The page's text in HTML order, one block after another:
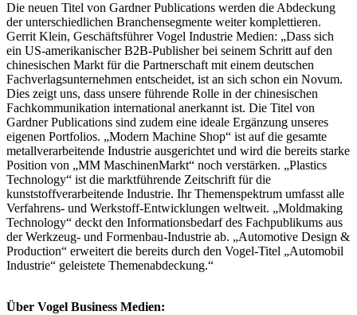
Die neuen Titel von Gardner Publications werden die Abdeckung
der unterschiedlichen Branchensegmente weiter komplettieren.
Gerrit Klein, Geschäftsführer Vogel Industrie Medien: „Dass sich
ein US-amerikanischer B2B-Publisher bei seinem Schritt auf den
chinesischen Markt für die Partnerschaft mit einem deutschen
Fachverlagsunternehmen entscheidet, ist an sich schon ein Novum.
Dies zeigt uns, dass unsere führende Rolle in der chinesischen
Fachkommunikation international anerkannt ist. Die Titel von
Gardner Publications sind zudem eine ideale Ergänzung unseres
eigenen Portfolios. „Modern Machine Shop“ ist auf die gesamte
metallverarbeitende Industrie ausgerichtet und wird die bereits starke
Position von „MM MaschinenMarkt“ noch verstärken. „Plastics
Technology“ ist die marktführende Zeitschrift für die
kunststoffverarbeitende Industrie. Ihr Themenspektrum umfasst alle
Verfahrens- und Werkstoff-Entwicklungen weltweit. „Moldmaking
Technology“ deckt den Informationsbedarf des Fachpublikums aus
der Werkzeug- und Formenbau-Industrie ab. „Automotive Design &
Production“ erweitert die bereits durch den Vogel-Titel „Automobil
Industrie“ geleistete Themenabdeckung.“
Über Vogel Business Medien: